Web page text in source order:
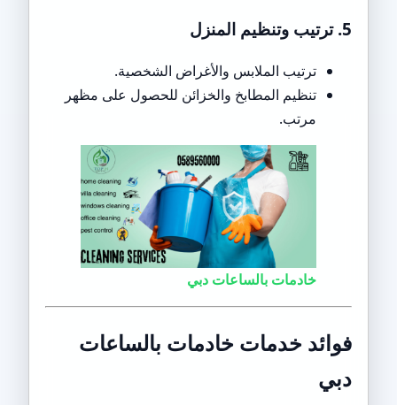
5. ترتيب وتنظيم المنزل
ترتيب الملابس والأغراض الشخصية.
تنظيم المطابخ والخزائن للحصول على مظهر
مرتب.
خادمات بالساعات دبي
فوائد خدمات خادمات بالساعات
دبي